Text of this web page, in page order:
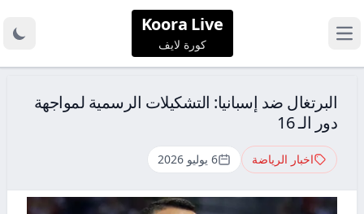
Koora Live
كورة لايف
البرتغال ضد إسبانيا: التشكيلات الرسمية لمواجهة
دور الـ 16
اخبار الرياضة 6 يوليو 2026